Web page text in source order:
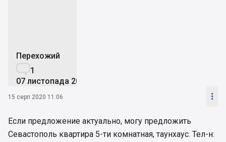
Перехожий
1
07 листопада 2016
15 серп 2020 11:06 
Если предложение актуально, могу предложить
Севастополь квартира 5-ти комнатная, таунхаус. Тел-н: